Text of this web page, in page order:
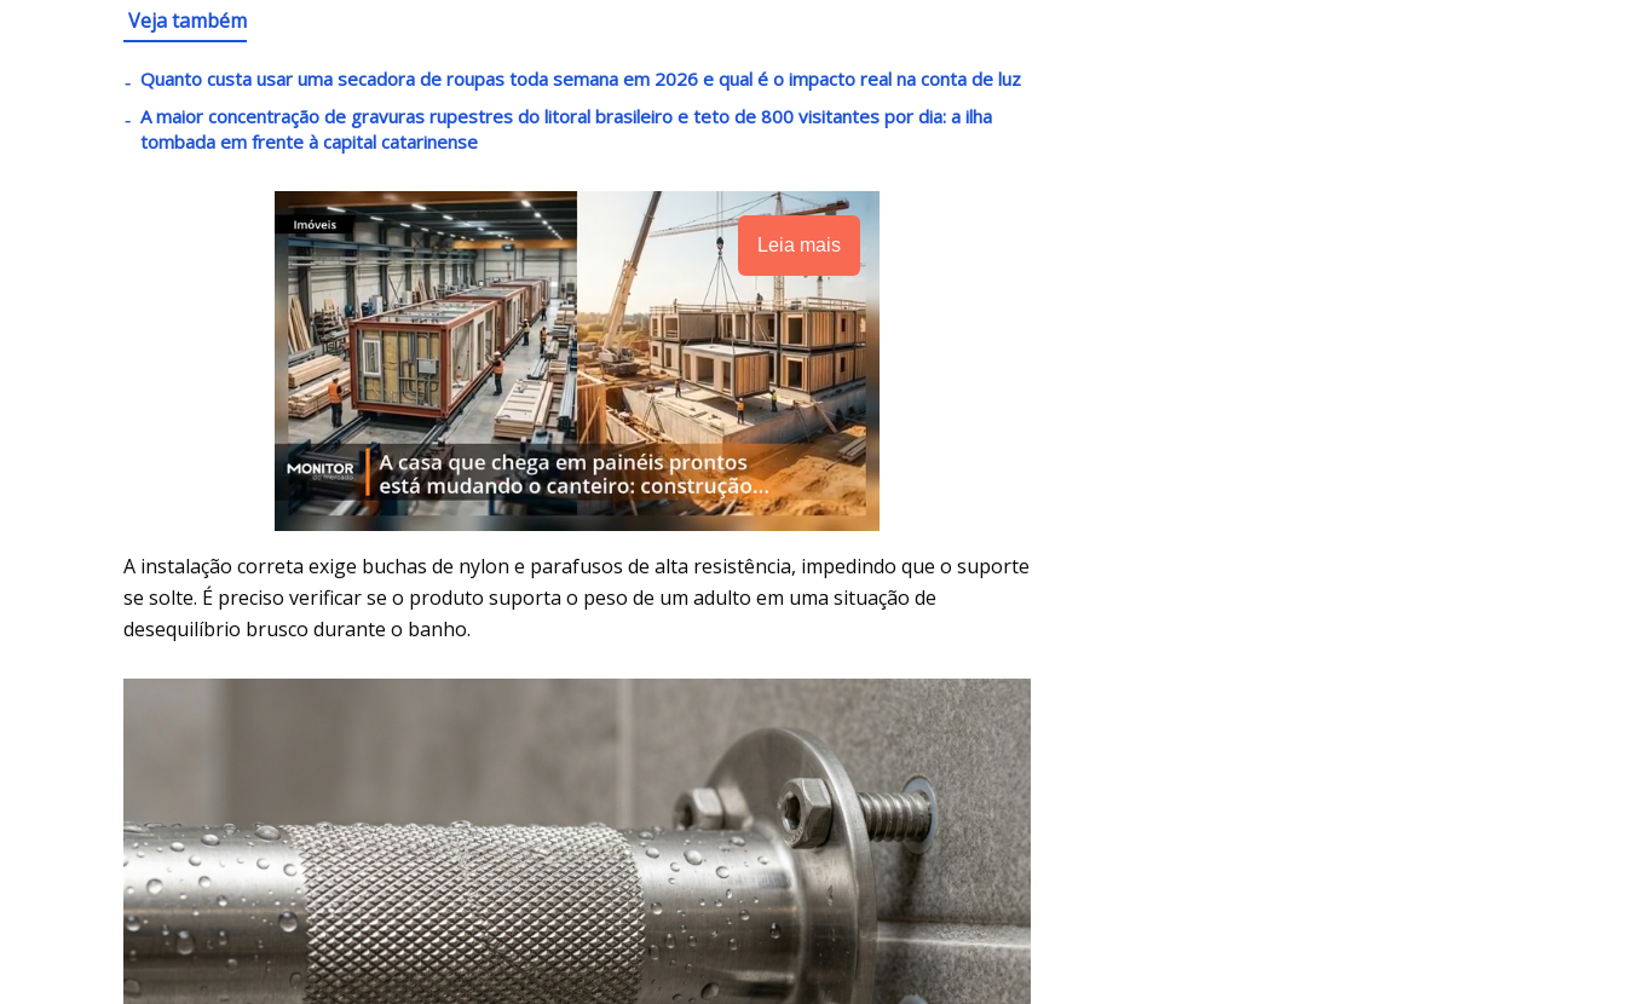
Veja também
Quanto custa usar uma secadora de roupas toda semana em 2026 e qual é o impacto real na conta de luz
A maior concentração de gravuras rupestres do litoral brasileiro e teto de 800 visitantes por dia: a ilha
tombada em frente à capital catarinense
Leia mais
A instalação correta exige buchas de nylon e parafusos de alta resistência, impedindo que o suporte
se solte. É preciso verificar se o produto suporta o peso de um adulto em uma situação de
desequilíbrio brusco durante o banho.